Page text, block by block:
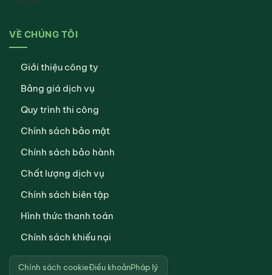
VỀ CHÚNG TÔI
Giới thiệu công ty
Bảng giá dịch vụ
Quy trình thi công
Chính sách bảo mật
Chính sách bảo hành
Chất lượng dịch vụ
Chính sách biên tập
Hình thức thanh toán
Chính sách khiếu nại
Chính sách cookieĐiều khoảnPháp lý